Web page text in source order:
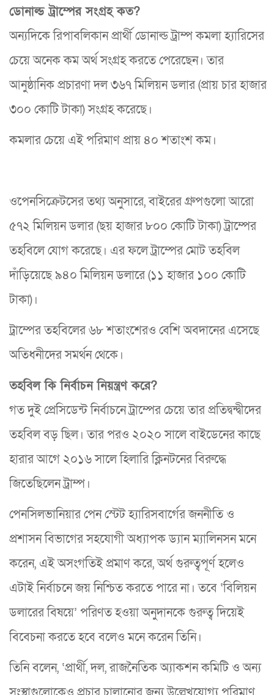
ডোনাল্ড ট্রাম্পের সংগ্রহ কত?
অন্যদিকে রিপাবলিকান প্রার্থী ডোনাল্ড ট্রাম্প কমলা হ্যারিসের
চেয়ে অনেক কম অর্থ সংগ্রহ করতে পেরেছেন। তার
আনুষ্ঠানিক প্রচারণা দল ৩৬৭ মিলিয়ন ডলার (প্রায় চার হাজার
৩০০ কোটি টাকা) সংগ্রহ করেছে।
কমলার চেয়ে এই পরিমাণ প্রায় ৪০ শতাংশ কম।
ওপেনসিক্রেটসের তথ্য অনুসারে, বাইরের গ্রুপগুলো আরো
৫৭২ মিলিয়ন ডলার (ছয় হাজার ৮০০ কোটি টাকা) ট্রাম্পের
তহবিলে যোগ করেছে। এর ফলে ট্রাম্পের মোট তহবিল
দাঁড়িয়েছে ৯৪০ মিলিয়ন ডলারে (১১ হাজার ১০০ কোটি
টাকা)।
ট্রাম্পের তহবিলের ৬৮ শতাংশেরও বেশি অবদানের এসেছে
অতিধনীদের সমর্থন থেকে।
তহবিল কি নির্বাচন নিয়ন্ত্রণ করে?
গত দুই প্রেসিডেন্ট নির্বাচনে ট্রাম্পের চেয়ে তার প্রতিদ্বন্দ্বীদের
তহবিল বড় ছিল। তার পরও ২০২০ সালে বাইডেনের কাছে
হারার আগে ২০১৬ সালে হিলারি ক্লিনটনের বিরুদ্ধে
জিতেছিলেন ট্রাম্প।
পেনসিলভানিয়ার পেন স্টেট হ্যারিসবার্গের জননীতি ও
প্রশাসন বিভাগের সহযোগী অধ্যাপক ড্যান ম্যালিনসন মনে
করেন, এই অসংগতিই প্রমাণ করে, অর্থ গুরুত্বপূর্ণ হলেও
এটাই নির্বাচনে জয় নিশ্চিত করতে পারে না। তবে ‘বিলিয়ন
ডলারের বিষয়ে’ পরিণত হওয়া অনুদানকে গুরুত্ব দিয়েই
বিবেচনা করতে হবে বলেও মনে করেন তিনি।
তিনি বলেন, ‘প্রার্থী, দল, রাজনৈতিক অ্যাকশন কমিটি ও অন্য